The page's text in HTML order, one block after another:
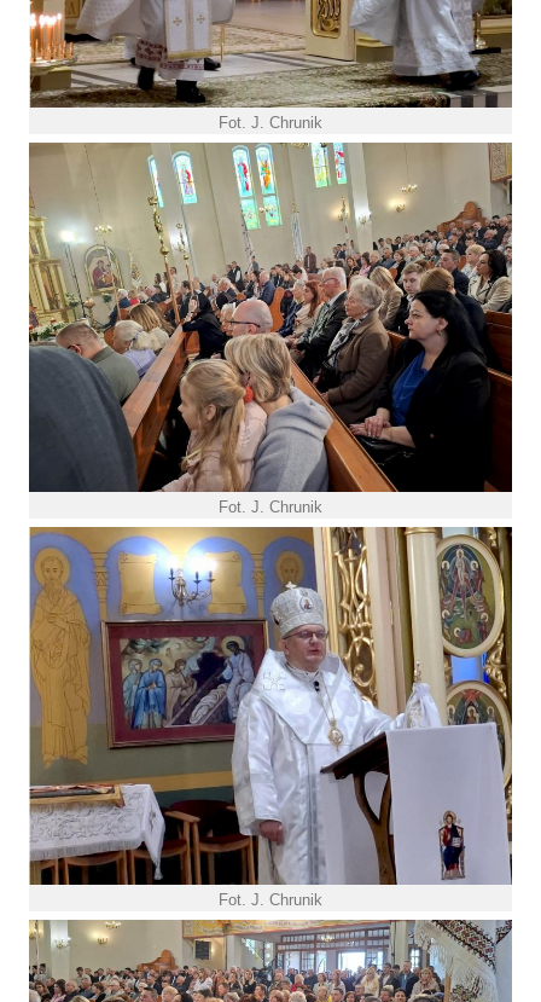
Fot. J. Chrunik
Fot. J. Chrunik
Fot. J. Chrunik